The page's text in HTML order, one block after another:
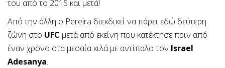
του από το 2015 και μετά!
Από την άλλη ο Pereira διεκδικεί να πάρει εδώ δεύτερη
ζώνη στο UFC μετά από εκείνη που κατέκτησε πριν από
έναν χρόνο στα μεσαία κιλά με αντίπαλο τον Israel
Adesanya.